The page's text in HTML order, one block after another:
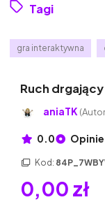
Tagi
gra interaktywna
Ruch
aniaTK
0.0
Kod:
0,00 zł